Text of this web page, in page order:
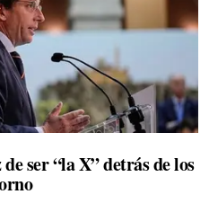
ser “la X” detrás de los